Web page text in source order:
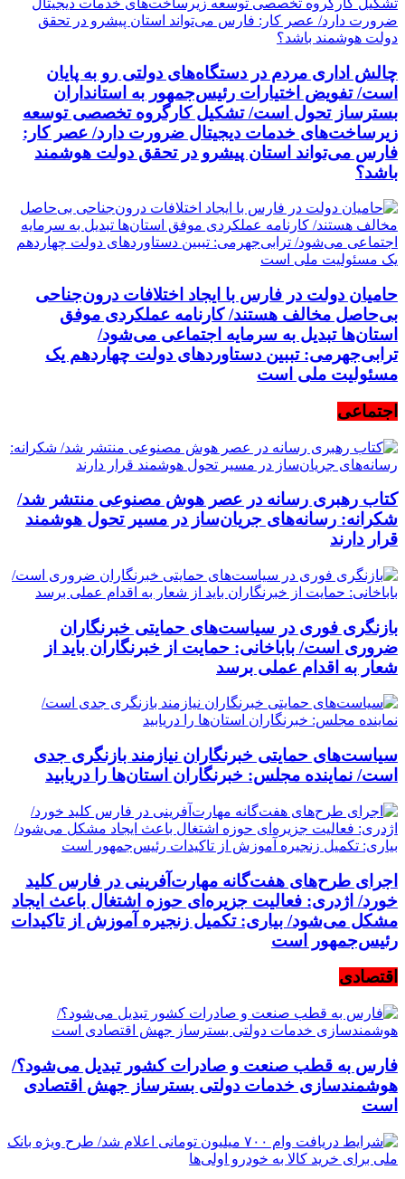
چالش اداری مردم در دستگاه‌های دولتی رو به پایان
است/ تفویض اختیارات رئیس‌جمهور به استانداران
بسترساز تحول است/ تشکیل کارگروه تخصصی توسعه
زیرساخت‌های خدمات دیجیتال ضرورت دارد/ عصر کار:
فارس می‌تواند استان پیشرو در تحقق دولت هوشمند
باشد؟
حامیان دولت در فارس با ایجاد اختلافات درون‌جناحی
بی‌حاصل مخالف هستند/ کارنامه عملکردی موفق
استان‌ها تبدیل به سرمایه اجتماعی می‌شود/
ترابی‌جهرمی: تببین دستاوردهای دولت چهاردهم یک
مسئولیت ملی است
اجتماعی
کتاب رهبری رسانه در عصر هوش مصنوعی منتشر شد/
شکرانه: رسانه‌های جریان‌ساز در مسیر تحول هوشمند
قرار دارند
بازنگری فوری در سیاست‌های حمایتی خبرنگاران
ضروری است/ باباخانی: حمایت از خبرنگاران باید از
شعار به اقدام عملی برسد
سیاست‌های حمایتی خبرنگاران نیازمند بازنگری جدی
است/ نماینده مجلس: خبرنگاران استان‌ها را دریابید
اجرای طرح‌های هفت‌گانه مهارت‌آفرینی در فارس کلید
خورد/ اژدری: فعالیت جزیره‌‌ای حوزه اشتغال باعث ایجاد
مشکل می‌شود/ بیاری: تکمیل زنجیره آموزش از تاکیدات
رئیس‌جمهور است
اقتصادی
فارس به قطب صنعت و صادرات کشور تبدیل می‌شود؟/
هوشمندسازی خدمات دولتی بسترساز جهش اقتصادی
است